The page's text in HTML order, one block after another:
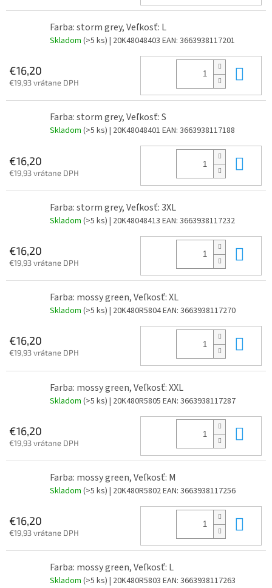
Farba: storm grey, Veľkosť: L
Skladom (>5 ks) | 20K48048403 EAN: 3663938117201
€16,20
€19,93 vrátane DPH
Farba: storm grey, Veľkosť: S
Skladom (>5 ks) | 20K48048401 EAN: 3663938117188
€16,20
€19,93 vrátane DPH
Farba: storm grey, Veľkosť: 3XL
Skladom (>5 ks) | 20K48048413 EAN: 3663938117232
€16,20
€19,93 vrátane DPH
Farba: mossy green, Veľkosť: XL
Skladom (>5 ks) | 20K480R5804EAN: 3663938117270
€16,20
€19,93 vrátane DPH
Farba: mossy green, Veľkosť: XXL
Skladom (>5 ks) | 20K480R5805 EAN: 3663938117287
€16,20
€19,93 vrátane DPH
Farba: mossy green, Veľkosť: M
Skladom (>5 ks) | 20K480R5802EAN: 3663938117256
€16,20
€19,93 vrátane DPH
Farba: mossy green, Veľkosť: L
Skladom (>5 ks) | 20K480R5803 EAN: 3663938117263